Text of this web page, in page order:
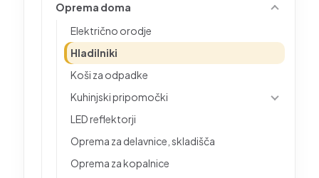
Oprema doma
Električno orodje
Hladilniki
Koši za odpadke
Kuhinjski pripomočki
LED reflektorji
Oprema za delavnice, skladišča
Oprema za kopalnice